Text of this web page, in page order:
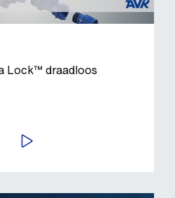
Lock™ draadloos
BEKIJK VIDEO